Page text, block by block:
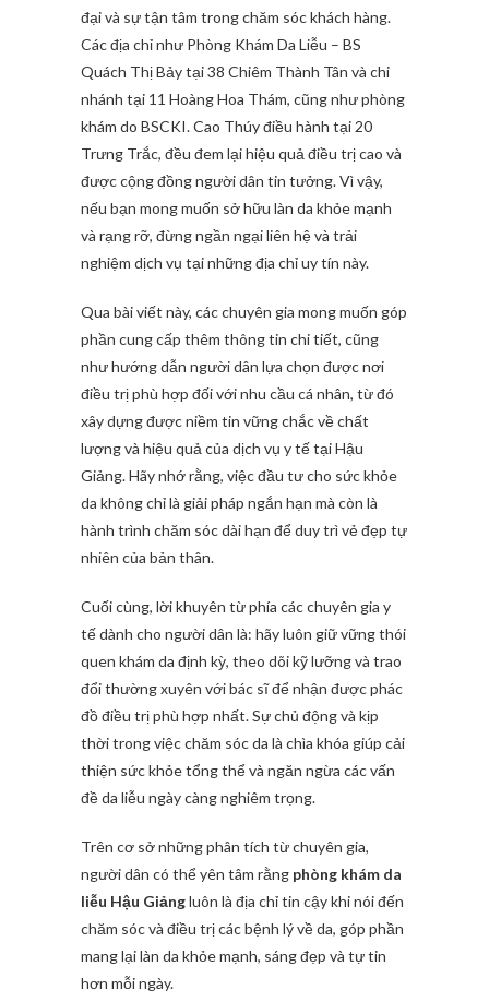
đại và sự tận tâm trong chăm sóc khách hàng.
Các địa chỉ như Phòng Khám Da Liễu – BS
Quách Thị Bảy tại 38 Chiêm Thành Tân và chi
nhánh tại 11 Hoàng Hoa Thám, cũng như phòng
khám do BSCKI. Cao Thúy điều hành tại 20
Trưng Trắc, đều đem lại hiệu quả điều trị cao và
được cộng đồng người dân tin tưởng. Vì vậy,
nếu bạn mong muốn sở hữu làn da khỏe mạnh
và rạng rỡ, đừng ngần ngại liên hệ và trải
nghiệm dịch vụ tại những địa chỉ uy tín này.
Qua bài viết này, các chuyên gia mong muốn góp
phần cung cấp thêm thông tin chi tiết, cũng
như hướng dẫn người dân lựa chọn được nơi
điều trị phù hợp đối với nhu cầu cá nhân, từ đó
xây dựng được niềm tin vững chắc về chất
lượng và hiệu quả của dịch vụ y tế tại Hậu
Giảng. Hãy nhớ rằng, việc đầu tư cho sức khỏe
da không chỉ là giải pháp ngắn hạn mà còn là
hành trình chăm sóc dài hạn để duy trì vẻ đẹp tự
nhiên của bản thân.
Cuối cùng, lời khuyên từ phía các chuyên gia y
tế dành cho người dân là: hãy luôn giữ vững thói
quen khám da định kỳ, theo dõi kỹ lưỡng và trao
đổi thường xuyên với bác sĩ để nhận được phác
đồ điều trị phù hợp nhất. Sự chủ động và kịp
thời trong việc chăm sóc da là chìa khóa giúp cải
thiện sức khỏe tổng thể và ngăn ngừa các vấn
đề da liễu ngày càng nghiêm trọng.
Trên cơ sở những phân tích từ chuyên gia,
người dân có thể yên tâm rằng phòng khám da
liễu Hậu Giảngluôn là địa chỉ tin cậy khi nói đến
chăm sóc và điều trị các bệnh lý về da, góp phần
mang lại làn da khỏe mạnh, sáng đẹp và tự tin
hơn mỗi ngày.